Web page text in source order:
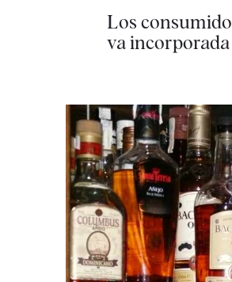
Los
va